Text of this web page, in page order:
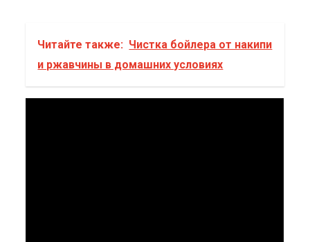
Читайте также: Чистка бойлера от накипи
и ржавчины в домашних условиях